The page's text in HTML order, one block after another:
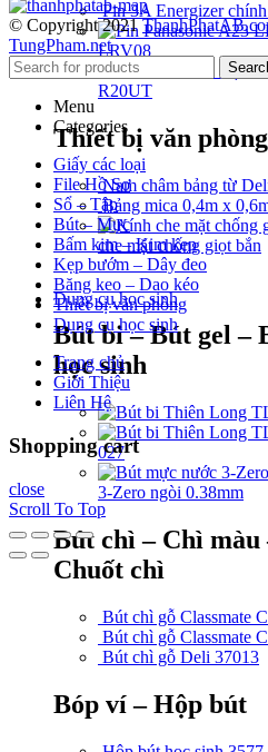
Pin 3A Energizer
LRV08
R20UT
Thiết bị văn
Nam châm bảng từ
Bảng mica 0,4m x
che mặt chống giọt bắn
Dụng cụ học sinh
Bút bi – Bút gel –
học sinh
027
3-Zero ngòi 0.38mm
Bút chì – Chì màu
Chuốt chì
Bút chì gỗ Classmate
Bút chì gỗ Classmate
Bút chì gỗ Deli 37013
Bóp ví – Hộp bút
© Copyright 2021
TungPham.net
Menu
Categories
Giấy các loại
File Hồ Sơ
Sổ – Tập
Bút – Mực
Bấm kim – Kim kẹp
Kẹp bướm – Dây đeo
Băng keo – Dao kéo
Thiết bị văn phòng
Dụng cụ học sinh
Trang chủ
Giới Thiệu
Liên Hệ
Shopping cart
close
Scroll To Top